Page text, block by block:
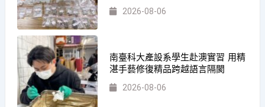
2026-08-06
南臺科大產設系學生赴澳實習 用精
湛手藝修復精品跨越語言隔閡
2026-08-06